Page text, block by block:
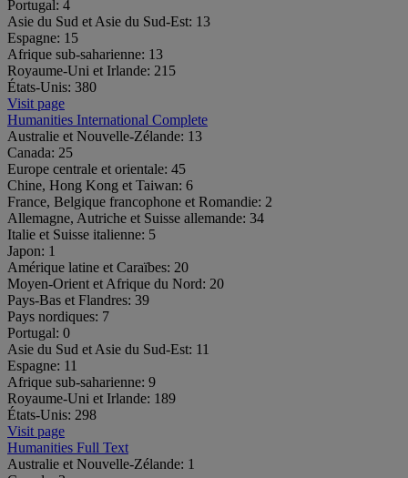
Portugal: 4
Asie du Sud et Asie du Sud-Est: 13
Espagne: 15
Afrique sub-saharienne: 13
Royaume-Uni et Irlande: 215
États-Unis: 380
Visit page
Humanities International Complete
Australie et Nouvelle-Zélande: 13
Canada: 25
Europe centrale et orientale: 45
Chine, Hong Kong et Taiwan: 6
France, Belgique francophone et Romandie: 2
Allemagne, Autriche et Suisse allemande: 34
Italie et Suisse italienne: 5
Japon: 1
Amérique latine et Caraïbes: 20
Moyen-Orient et Afrique du Nord: 20
Pays-Bas et Flandres: 39
Pays nordiques: 7
Portugal: 0
Asie du Sud et Asie du Sud-Est: 11
Espagne: 11
Afrique sub-saharienne: 9
Royaume-Uni et Irlande: 189
États-Unis: 298
Visit page
Humanities Full Text
Australie et Nouvelle-Zélande: 1